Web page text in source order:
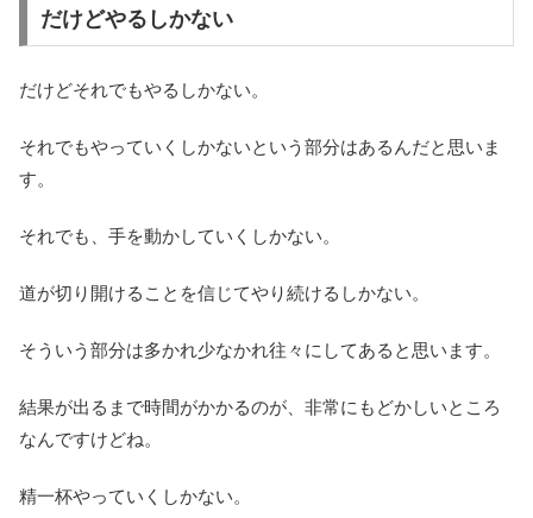
だけどやるしかない
だけどそれでもやるしかない。
それでもやっていくしかないという部分はあるんだと思いま
す。
それでも、手を動かしていくしかない。
道が切り開けることを信じてやり続けるしかない。
そういう部分は多かれ少なかれ往々にしてあると思います。
結果が出るまで時間がかかるのが、非常にもどかしいところ
なんですけどね。
精一杯やっていくしかない。